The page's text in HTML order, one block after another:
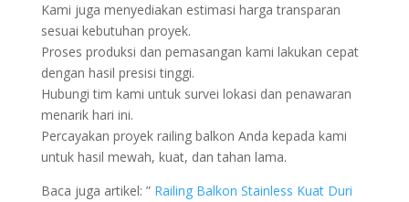
Kami juga menyediakan estimasi harga transparan
sesuai kebutuhan proyek.
Proses produksi dan pemasangan kami lakukan cepat
dengan hasil presisi tinggi.
Hubungi tim kami untuk survei lokasi dan penawaran
menarik hari ini.
Percayakan proyek railing balkon Anda kepada kami
untuk hasil mewah, kuat, dan tahan lama.
Baca juga artikel: ” Railing Balkon Stainless Kuat Duri